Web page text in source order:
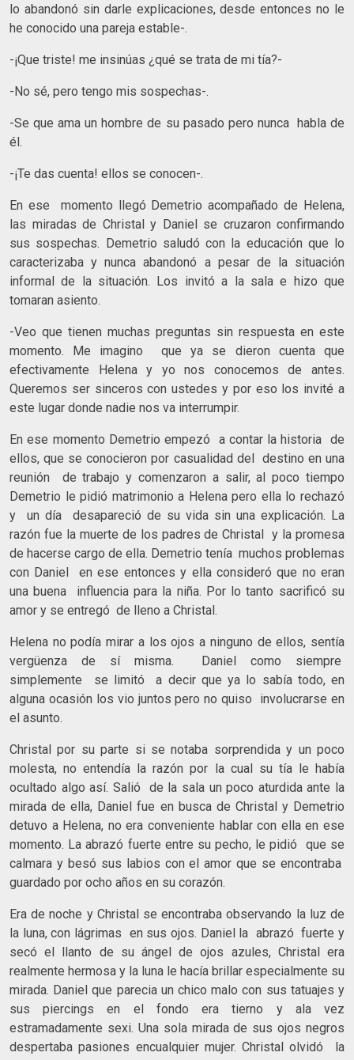
lo abandonó sin darle explicaciones, desde entonces no le
he conocido una pareja estable-.
-¡Que triste! me insinúas ¿qué se trata de mi tía?-
-No sé, pero tengo mis sospechas-.
-Se que ama un hombre de su pasado pero nunca habla de
él.
-¡Te das cuenta! ellos se conocen-.
En ese momento llegó Demetrio acompañado de Helena,
las miradas de Christal y Daniel se cruzaron confirmando
sus sospechas. Demetrio saludó con la educación que lo
caracterizaba y nunca abandonó a pesar de la situación
informal de la situación. Los invitó a la sala e hizo que
tomaran asiento.
-Veo que tienen muchas preguntas sin respuesta en este
momento. Me imagino que ya se dieron cuenta que
efectivamente Helena y yo nos conocemos de antes.
Queremos ser sinceros con ustedes y por eso los invité a
este lugar donde nadie nos va interrumpir.
En ese momento Demetrio empezó a contar la historia de
ellos, que se conocieron por casualidad del destino en una
reunión de trabajo y comenzaron a salir, al poco tiempo
Demetrio le pidió matrimonio a Helena pero ella lo rechazó
y un día desapareció de su vida sin una explicación. La
razón fue la muerte de los padres de Christal y la promesa
de hacerse cargo de ella. Demetrio tenía muchos problemas
con Daniel en ese entonces y ella consideró que no eran
una buena influencia para la niña. Por lo tanto sacrificó su
amor y se entregó de lleno a Christal.
Helena no podía mirar a los ojos a ninguno de ellos, sentía
vergüenza de sí misma. Daniel como siempre
simplemente se limitó a decir que ya lo sabía todo, en
alguna ocasión los vio juntos pero no quiso involucrarse en
el asunto.
Christal por su parte si se notaba sorprendida y un poco
molesta, no entendía la razón por la cual su tía le había
ocultado algo así. Salió de la sala un poco aturdida ante la
mirada de ella, Daniel fue en busca de Christal y Demetrio
detuvo a Helena, no era conveniente hablar con ella en ese
momento. La abrazó fuerte entre su pecho, le pidió que se
calmara y besó sus labios con el amor que se encontraba
guardado por ocho años en su corazón.
Era de noche y Christal se encontraba observando la luz de
la luna, con lágrimas en sus ojos. Daniel la abrazó fuerte y
secó el llanto de su ángel de ojos azules, Christal era
realmente hermosa y la luna le hacía brillar especialmente su
mirada. Daniel que parecia un chico malo con sus tatuajes y
sus piercings en el fondo era tierno y ala vez
estramadamente sexi. Una sola mirada de sus ojos negros
despertaba pasiones encualquier mujer. Christal olvidó la